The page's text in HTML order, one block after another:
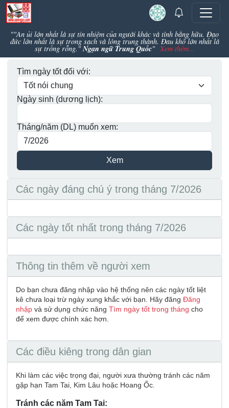
""An ủi lớn nhất là sự tín nhiệm của người khác và tình bằng hữu. Đạo
đức lớn nhất là sự trong sạch và lòng trung thành. Đau khổ lớn nhất là
sự trống rỗng."Ngạn ngữ Trung Quốc" Xem thêm...
Tìm ngày tốt đối với:
Ngày sinh (dương lịch):
Tháng/năm (DL) muốn xem:
Các ngày đáng chú ý trong tháng 7/2026
Các ngày tốt nhất trong tháng 7/2026
Thông tin thêm về người xem
Do bạn chưa đăng nhập vào hệ thống nên các ngày tốt liệt
kê chưa loại trừ ngày xung khắc với bạn. Hãy đăngĐăng
nhập và sử dụng chức năngTìm ngày tốt trong tháng cho
để xem được chính xác hơn.
Các điều kiêng trong dân gian
Khi làm các việc trọng đại, người xưa thường tránh các năm
gặp hạn Tam Tai, Kim Lâu hoặc Hoang Ốc.
Tránh các năm Tam Tai: